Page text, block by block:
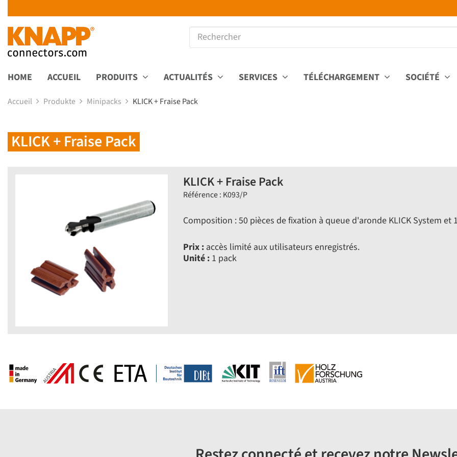
HOME ACCUEIL PRODUITS ACTUALITÉS SERVICES TÉLÉCHARGEMENT SOCIÉTÉ
Accueil Produkte Minipacks KLICK + Fraise Pack
KLICK + Fraise Pack
KLICK + Fraise Pack
Référence : K093/P
Composition : 50 pièces de fixation à queue d'aronde KLICK System et
Prix :accès limité aux utilisateurs enregistrés.
Unité :1 pack